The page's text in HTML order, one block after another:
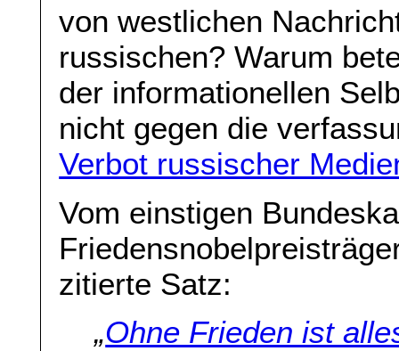
von westlichen
russischen? Warum
der informationellen
nicht gegen die
Verbot russischer
Vom einstigen
zitierte Satz:
„Ohne Frieden ist